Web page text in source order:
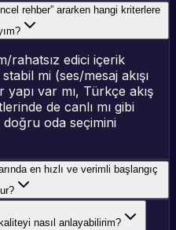
rehber” ararken hangi kriterlere
rahatsız edici içerik
mi (ses/mesaj akışı
var mı, Türkçe akış
de canlı mı gibi
doğru oda seçimini
en hızlı ve verimli başlangıç
nasıl anlayabilirim?